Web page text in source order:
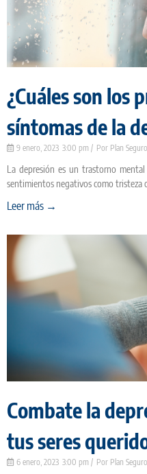
¿Cuáles son los
síntomas de la
Plan Seguro
9 enero, 2023 3:00 pm
La depresión es un trastorno
sentimientos negativos como tristeza
Leer más →
Combate la
tus seres
Plan Seguro
6 enero, 2023 3:00 pm